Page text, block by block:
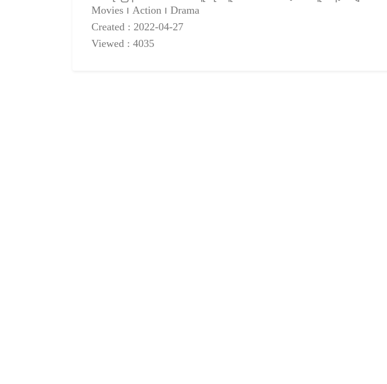
Movies ၊ Action ၊ Drama
Created : 2022-04-27
Viewed : 4035